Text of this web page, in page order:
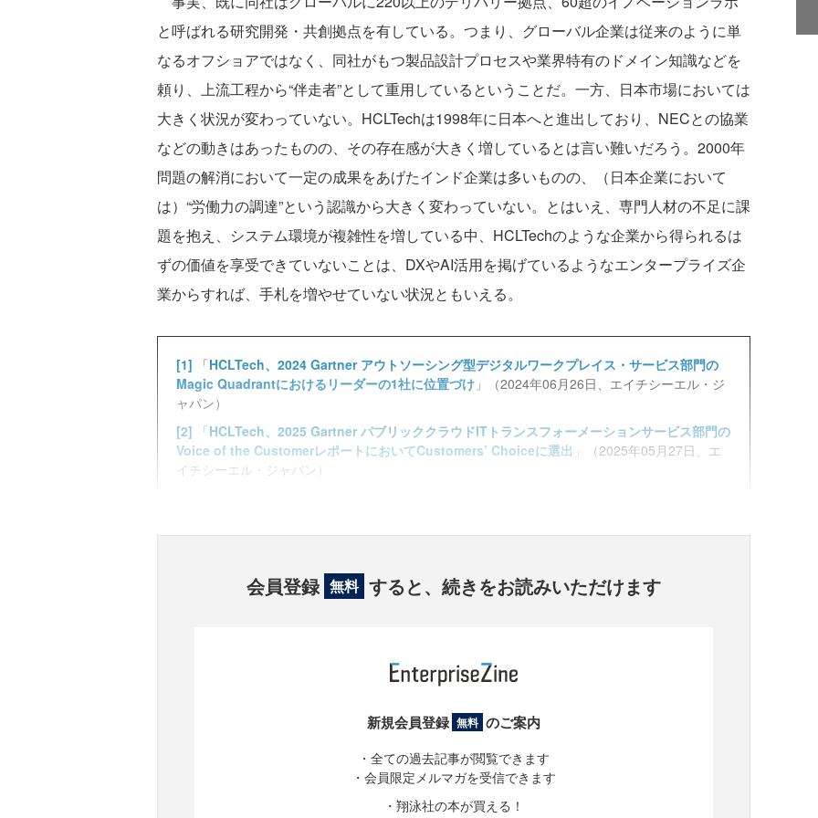
と呼ばれる研究開発・共創拠点を有している。つまり、グローバル企業は従来のように単
なるオフショアではなく、同社がもつ製品設計プロセスや業界特有のドメイン知識などを
頼り、上流工程から“伴走者”として重用しているということだ。一方、日本市場においては
大きく状況が変わっていない。HCLTechは1998年に日本へと進出しており、NECとの協業
などの動きはあったものの、その存在感が大きく増しているとは言い難いだろう。2000年
問題の解消において一定の成果をあげたインド企業は多いものの、（日本企業において
は）“労働力の調達”という認識から大きく変わっていない。とはいえ、専門人材の不足に課
題を抱え、システム環境が複雑性を増している中、HCLTechのような企業から得られるは
ずの価値を享受できていないことは、DXやAI活用を掲げているようなエンタープライズ企
業からすれば、手札を増やせていない状況ともいえる。
[1] 「HCLTech、2024 Gartner アウトソーシング型デジタルワークプレイス・サービス部門の
Magic Quadrantにおけるリーダーの1社に位置づけ 」（2024年06月26日、エイチシーエル・ジ
ャパン）
[2] 「HCLTech、2025 Gartner パブリッククラウドITトランスフォーメーションサービス部門の
Voice of the CustomerレポートにおいてCustomers’ Choiceに選出 」（2025年05月27日、エ
イチシーエル・ジャパン）
会員登録 無料 すると、続きをお読みいただけます
新規会員登録 無料 のご案内
・全ての過去記事が閲覧できます
・会員限定メルマガを受信できます
・翔泳社の本が買える！